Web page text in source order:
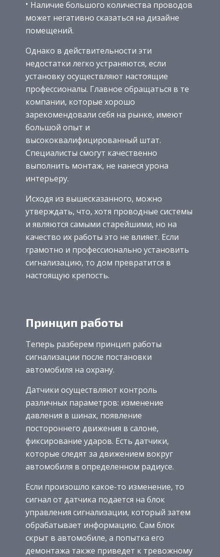
Наличие большого количества проводов
может негативно сказаться на дизайне
помещений.
Однако в действительности эти
недостатки легко устраняются, если
установку осуществляют настоящие
профессионалы. Главное обращаться в те
компании, которые хорошо
зарекомендовали себя на рынке, имеют
большой опыт и
высококвалифицированный штат.
Специалисты смогут качественно
выполнить монтаж, не нанеся урона
интерьеру.
Исходя из вышесказанного, можно
утверждать, что, хотя проводные системы
и являются самыми старейшими, но на
качество их работы это не влияет. Если
грамотно и профессионально установить
сигнализацию, то дом превратится в
настоящую крепость.
Принцип работы
Теперь разберем принцип работы
сигнализации после постановки
автомобиля на охрану.
Датчики осуществляют контроль
различных параметров: изменение
давления в шинах, появление
постороннего движения в салоне,
фиксирование ударов. Есть датчики,
которые следят за движением вокруг
автомобиля в определенном радиусе.
Если произошло какое-то изменение, то
сигнал от датчика подается на блок
управления сигнализации, который затем
обрабатывает информацию. Сам блок
скрыт в автомобиле, а попытка его
демонтажа также приведет к тревожному